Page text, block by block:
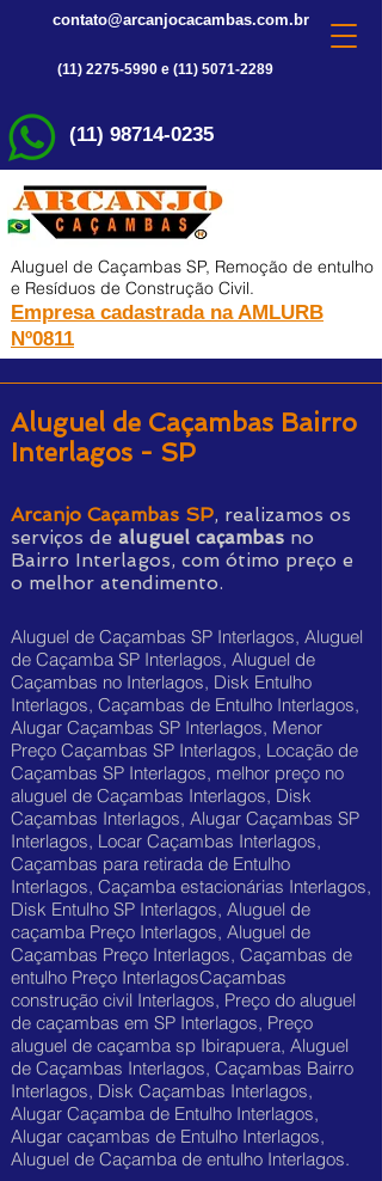
contato@arcanjocacambas.com.br
(11) 2275-5990 e (11) 5071-2289
(11) 98714-0235
Aluguel de Caçambas SP, Remoção de entulho
e Resíduos de Construção Civil.
Empresa cadastrada na AMLURB
Nº0811
Aluguel de Caçambas Bairro
Interlagos - SP
Arcanjo Caçambas SP, realizamos os
serviços de aluguel caçambas no
Bairro Interlagos, com ótimo preço e
o melhor atendimento.
Aluguel de Caçambas SP Interlagos, Aluguel
de Caçamba SP Interlagos, Aluguel de
Caçambas no Interlagos, Disk Entulho
Interlagos, Caçambas de Entulho Interlagos,
Alugar Caçambas SP Interlagos, Menor
Preço Caçambas SP Interlagos, Locação de
Caçambas SP Interlagos, melhor preço no
aluguel de Caçambas Interlagos, Disk
Caçambas Interlagos, Alugar Caçambas SP
Interlagos, Locar Caçambas Interlagos,
Caçambas para retirada de Entulho
Interlagos, Caçamba estacionárias Interlagos,
Disk Entulho SP Interlagos, Aluguel de
caçamba Preço Interlagos, Aluguel de
Caçambas Preço Interlagos, Caçambas de
entulho Preço InterlagosCaçambas
construção civil Interlagos, Preço do aluguel
de caçambas em SP Interlagos, Preço
aluguel de caçamba sp Ibirapuera, Aluguel
de Caçambas Interlagos, Caçambas Bairro
Interlagos, Disk Caçambas Interlagos,
Alugar Caçamba de Entulho Interlagos,
Alugar caçambas de Entulho Interlagos,
Aluguel de Caçamba de entulho Interlagos.